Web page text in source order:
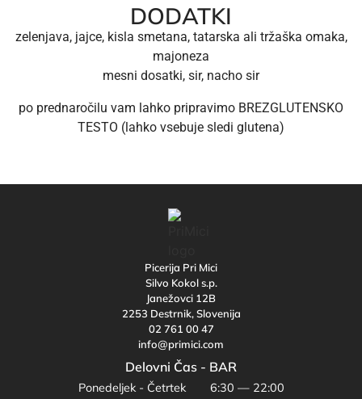
DODATKI
zelenjava, jajce, kisla smetana, tatarska ali tržaška omaka,
majoneza
mesni dosatki, sir, nacho sir
po prednaročilu vam lahko pripravimo BREZGLUTENSKO
TESTO (lahko vsebuje sledi glutena)
Picerija Pri Mici
Silvo Kokol s.p.
Janežovci 12B
2253 Destrnik, Slovenija
02 761 00 47
info@primici.com
Delovni Čas - BAR
Ponedeljek - Četrtek
6:30 — 22:00